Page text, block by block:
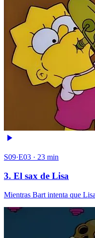
S09·E03 · 23 min
3. El sax de Lisa
Mientras Bart intenta que